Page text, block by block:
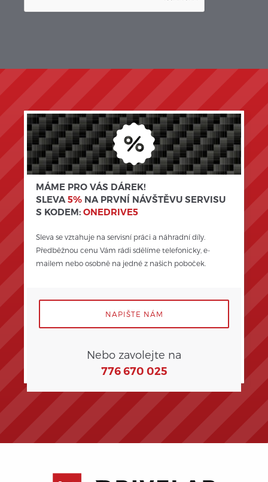
MÁME PRO VÁS DÁREK!
SLEVA5% NA PRVNÍ NÁVŠTĚVU SERVISU
S KODEM:ONEDRIVE5
Sleva se vztahuje na servisní práci a náhradní díly.
Předběžnou cenu Vám rádi sdělíme telefonicky, e-
mailem nebo osobně na jedné z našich poboček.
NAPIŠTE NÁM
Nebo zavolejte na
776 670 025